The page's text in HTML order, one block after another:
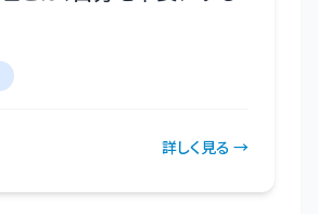
詳しく見る →